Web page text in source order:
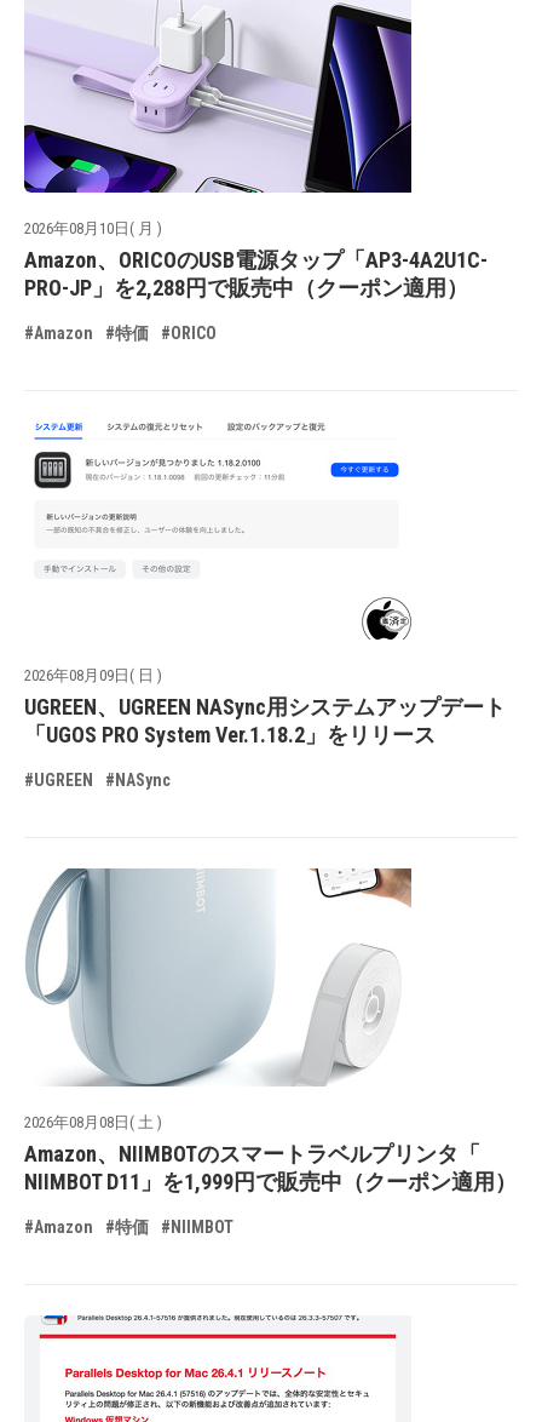
2026年08月10日( 月 )
Amazon、ORICOのUSB電源タップ「AP3-4A2U1C-
PRO-JP」を2,288円で販売中（クーポン適用）
#Amazon #特価 #ORICO
2026年08月09日( 日 )
UGREEN、UGREEN NASync用システムアップデート
「UGOS PRO System Ver.1.18.2」をリリース
#UGREEN #NASync
2026年08月08日( 土 )
Amazon、NIIMBOTのスマートラベルプリンタ「
NIIMBOT D11」を1,999円で販売中（クーポン適用）
#Amazon #特価 #NIIMBOT